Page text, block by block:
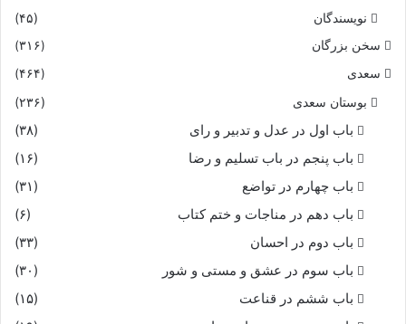
نویسندگان (۴۵)
سخن بزرگان
(۳۱۶)
سعدی
(۴۶۴)
بوستان سعدی (۲۳۶)
باب اول در عدل و تدبیر و رای
(۳۸)
باب پنجم در باب تسلیم و رضا
(۱۶)
باب چهارم در تواضع
(۳۱)
باب دهم در مناجات و ختم کتاب
(۶)
باب دوم در احسان
(۳۳)
باب سوم در عشق و مستی و شور
(۳۰)
باب ششم در قناعت
(۱۵)